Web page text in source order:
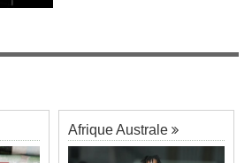
Afrique Australe